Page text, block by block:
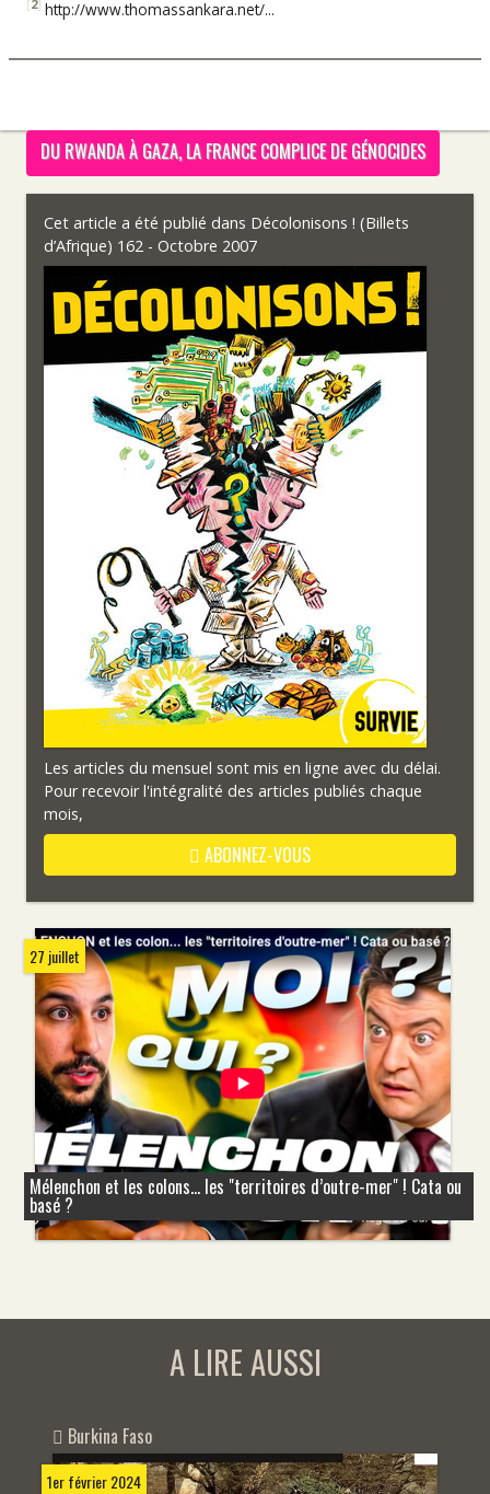
[2] http://www.thomassankara.net/...
DU RWANDA À GAZA, LA FRANCE COMPLICE DE GÉNOCIDES
Cet article a été publié dans Décolonisons ! (Billets
d’Afrique) 162 - Octobre 2007
Les articles du mensuel sont mis en ligne avec du délai.
Pour recevoir l'intégralité des articles publiés chaque
mois,
ABONNEZ-VOUS
27 juillet
Mélenchon et les colons... les "territoires d’outre-mer" ! Cata ou
basé ?
A LIRE AUSSI
Burkina Faso
1er février 2024